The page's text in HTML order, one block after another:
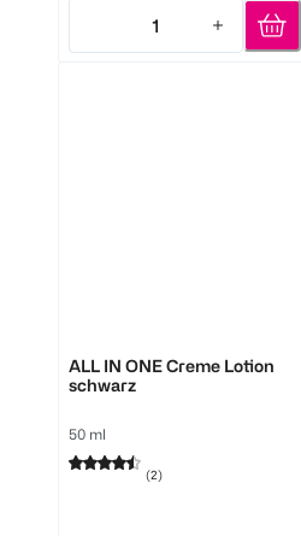
1
Quantity: 1
ALL IN ONE Creme Lotion
schwarz
50 ml
(2)